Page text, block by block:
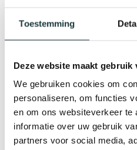
Toestemming
Deze website maakt gebruik
We gebruiken cookies om
personaliseren, om functies
en om ons websiteverkeer te
informatie over uw gebruik
partners voor social media,
poedercoating is extreem
geschikt voor langdurig
✅Onderhoudsvrije
plantenbak geen extra
✅Moderne en strakke
verschillende
balkon.
✅Op maat gemaakte
afmetingen die perfect